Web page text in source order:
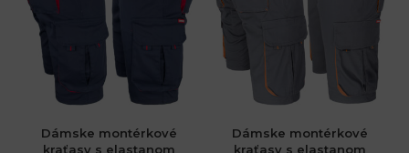
Dámske montérkové
kraťasy s elastanom
Dámske montérkové
kraťasy s elastanom